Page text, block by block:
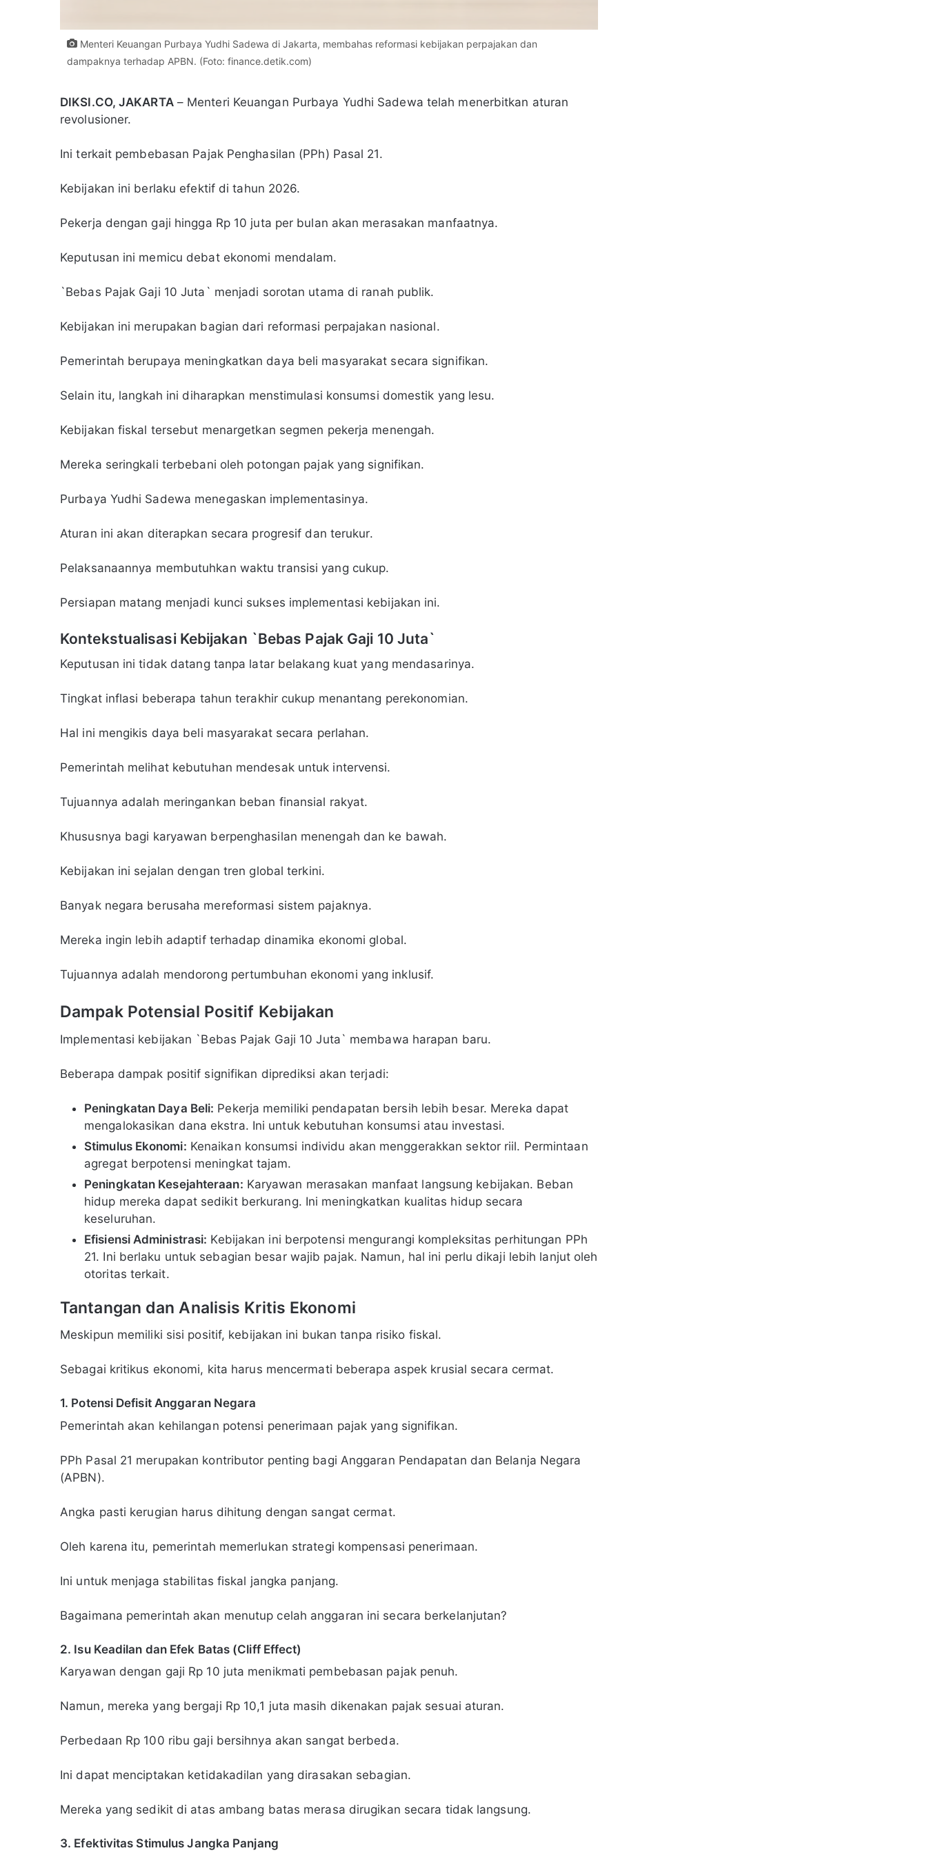
Menteri Keuangan Purbaya Yudhi Sadewa di Jakarta, membahas reformasi kebijakan perpajakan dan
dampaknya terhadap APBN. (Foto: finance.detik.com)
DIKSI.CO, JAKARTA– Menteri Keuangan Purbaya Yudhi Sadewa telah menerbitkan aturan
revolusioner.
Ini terkait pembebasan Pajak Penghasilan (PPh) Pasal 21.
Kebijakan ini berlaku efektif di tahun 2026.
Pekerja dengan gaji hingga Rp 10 juta per bulan akan merasakan manfaatnya.
Keputusan ini memicu debat ekonomi mendalam.
`Bebas Pajak Gaji 10 Juta` menjadi sorotan utama di ranah publik.
Kebijakan ini merupakan bagian dari reformasi perpajakan nasional.
Pemerintah berupaya meningkatkan daya beli masyarakat secara signifikan.
Selain itu, langkah ini diharapkan menstimulasi konsumsi domestik yang lesu.
Kebijakan fiskal tersebut menargetkan segmen pekerja menengah.
Mereka seringkali terbebani oleh potongan pajak yang signifikan.
Purbaya Yudhi Sadewa menegaskan implementasinya.
Aturan ini akan diterapkan secara progresif dan terukur.
Pelaksanaannya membutuhkan waktu transisi yang cukup.
Persiapan matang menjadi kunci sukses implementasi kebijakan ini.
Kontekstualisasi Kebijakan `Bebas Pajak Gaji 10 Juta`
Keputusan ini tidak datang tanpa latar belakang kuat yang mendasarinya.
Tingkat inflasi beberapa tahun terakhir cukup menantang perekonomian.
Hal ini mengikis daya beli masyarakat secara perlahan.
Pemerintah melihat kebutuhan mendesak untuk intervensi.
Tujuannya adalah meringankan beban finansial rakyat.
Khususnya bagi karyawan berpenghasilan menengah dan ke bawah.
Kebijakan ini sejalan dengan tren global terkini.
Banyak negara berusaha mereformasi sistem pajaknya.
Mereka ingin lebih adaptif terhadap dinamika ekonomi global.
Tujuannya adalah mendorong pertumbuhan ekonomi yang inklusif.
Dampak Potensial Positif Kebijakan
Implementasi kebijakan `Bebas Pajak Gaji 10 Juta` membawa harapan baru.
Beberapa dampak positif signifikan diprediksi akan terjadi:
Peningkatan Daya Beli: Pekerja memiliki pendapatan bersih lebih besar. Mereka dapat
mengalokasikan dana ekstra. Ini untuk kebutuhan konsumsi atau investasi.
Stimulus Ekonomi: Kenaikan konsumsi individu akan menggerakkan sektor riil. Permintaan
agregat berpotensi meningkat tajam.
Peningkatan Kesejahteraan: Karyawan merasakan manfaat langsung kebijakan. Beban
hidup mereka dapat sedikit berkurang. Ini meningkatkan kualitas hidup secara
keseluruhan.
Efisiensi Administrasi: Kebijakan ini berpotensi mengurangi kompleksitas perhitungan PPh
21. Ini berlaku untuk sebagian besar wajib pajak. Namun, hal ini perlu dikaji lebih lanjut oleh
otoritas terkait.
Tantangan dan Analisis Kritis Ekonomi
Meskipun memiliki sisi positif, kebijakan ini bukan tanpa risiko fiskal.
Sebagai kritikus ekonomi, kita harus mencermati beberapa aspek krusial secara cermat.
1. Potensi Defisit Anggaran Negara
Pemerintah akan kehilangan potensi penerimaan pajak yang signifikan.
PPh Pasal 21 merupakan kontributor penting bagi Anggaran Pendapatan dan Belanja Negara
(APBN).
Angka pasti kerugian harus dihitung dengan sangat cermat.
Oleh karena itu, pemerintah memerlukan strategi kompensasi penerimaan.
Ini untuk menjaga stabilitas fiskal jangka panjang.
Bagaimana pemerintah akan menutup celah anggaran ini secara berkelanjutan?
2. Isu Keadilan dan Efek Batas (Cliff Effect)
Karyawan dengan gaji Rp 10 juta menikmati pembebasan pajak penuh.
Namun, mereka yang bergaji Rp 10,1 juta masih dikenakan pajak sesuai aturan.
Perbedaan Rp 100 ribu gaji bersihnya akan sangat berbeda.
Ini dapat menciptakan ketidakadilan yang dirasakan sebagian.
Mereka yang sedikit di atas ambang batas merasa dirugikan secara tidak langsung.
3. Efektivitas Stimulus Jangka Panjang